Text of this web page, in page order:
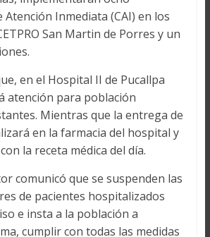
Inmediata (CAI) en los
San Martin de Porres y un
en el Hospital II de Pucallpa
atención para población
Mientras que la entrega de
en la farmacia del hospital y
la receta médica del día.
comunicó que se suspenden las
de pacientes hospitalizados
e insta a la población a
cumplir con todas las medidas